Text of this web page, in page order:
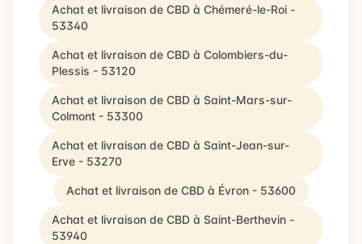
Achat et livraison de CBD à Chémeré-le-Roi -
53340
Achat et livraison de CBD à Colombiers-du-
Plessis - 53120
Achat et livraison de CBD à Saint-Mars-sur-
Colmont - 53300
Achat et livraison de CBD à Saint-Jean-sur-
Erve - 53270
Achat et livraison de CBD à Évron - 53600
Achat et livraison de CBD à Saint-Berthevin -
53940